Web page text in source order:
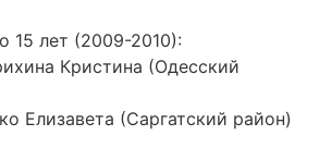
15 лет (2009-2010):
Кристина (Одесский
Елизавета (Саргатский район)